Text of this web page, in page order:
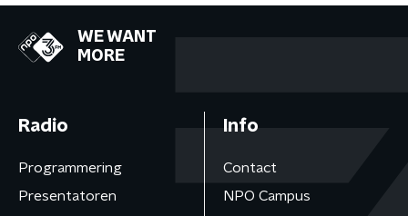
WE WANT
MORE
Radio
Programmering
Presentatoren
Info
Contact
NPO Campus